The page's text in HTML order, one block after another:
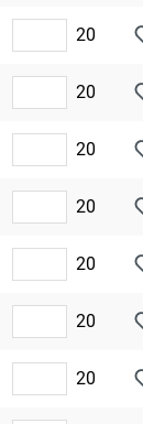
20
20
20
20
20
20
20